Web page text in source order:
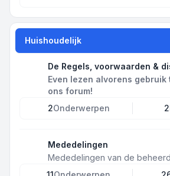
Huishoudelijk
De Regels, voorwaarden &
Even lezen alvorens gebruik
ons forum!
2Onderwerpen 2
Mededelingen
Mededelingen van de